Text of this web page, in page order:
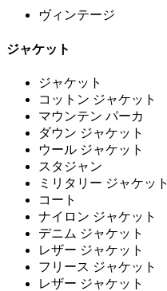
ヴィンテージ
ジャケット
ジャケット
コットン ジャケット
マウンテン パーカ
ダウン ジャケット
ウール ジャケット
スタジャン
ミリタリー ジャケット
コート
ナイロン ジャケット
デニム ジャケット
レザー ジャケット
フリース ジャケット
レザー ジャケット